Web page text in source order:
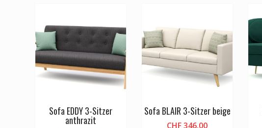
Sofa EDDY 3-Sitzer
anthrazit
Sofa BLAIR 3-Sitzer beige
CHF346.00